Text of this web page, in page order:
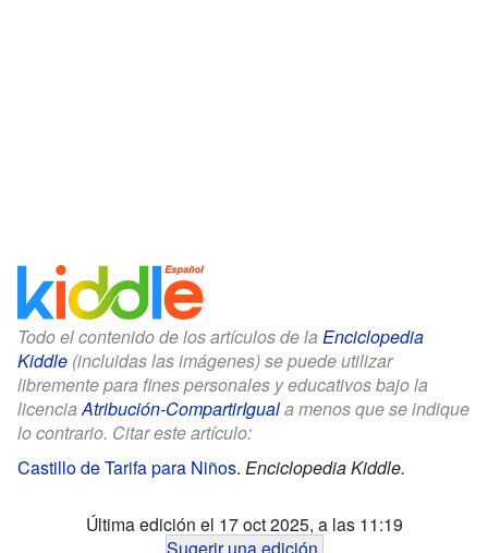
Todo el contenido de los artículos de la Enciclopedia
Kiddle (incluidas las imágenes) se puede utilizar
libremente para fines personales y educativos bajo la
licenciaAtribución-CompartirIguala menos que se indique
lo contrario. Citar este artículo:
Castillo de Tarifa para Niños. Enciclopedia Kiddle.
Última edición el 17 oct 2025, a las 11:19
Sugerir una edición